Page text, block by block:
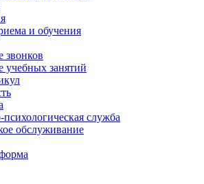
и обучения
звонков
учебных занятий
служба
обслуживание